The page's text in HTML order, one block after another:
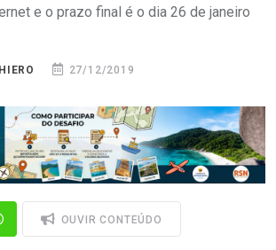
e o prazo final é o dia 26 de janeiro
27/12/2019
OUVIR CONTEÚDO